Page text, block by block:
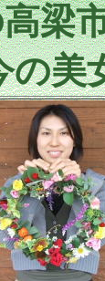
梁
の美